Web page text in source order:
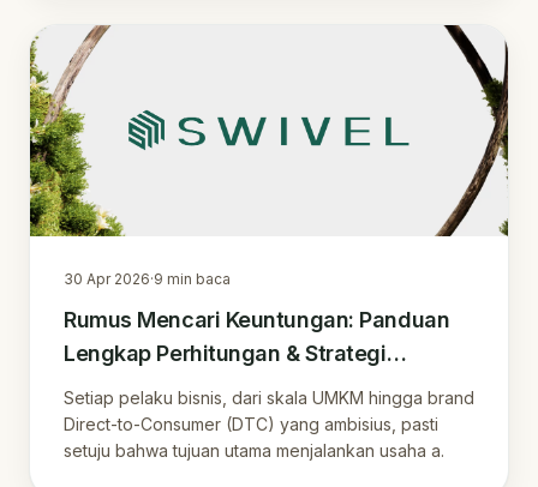
30 Apr 2026·9 min baca
Rumus Mencari Keuntungan: Panduan
Lengkap Perhitungan & Strategi
Optimasi Profit Bisnis di Era Digital
Setiap pelaku bisnis, dari skala UMKM hingga brand
Direct-to-Consumer (DTC) yang ambisius, pasti
setuju bahwa tujuan utama menjalankan usaha a.